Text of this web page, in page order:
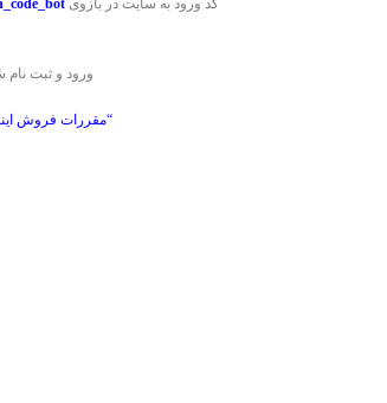
کد ورود به سایت در بازوی
ورود و ثبت نام
“مقررات فروش